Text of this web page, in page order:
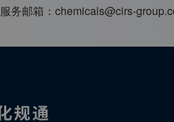
服务邮箱： chemicals@cirs-